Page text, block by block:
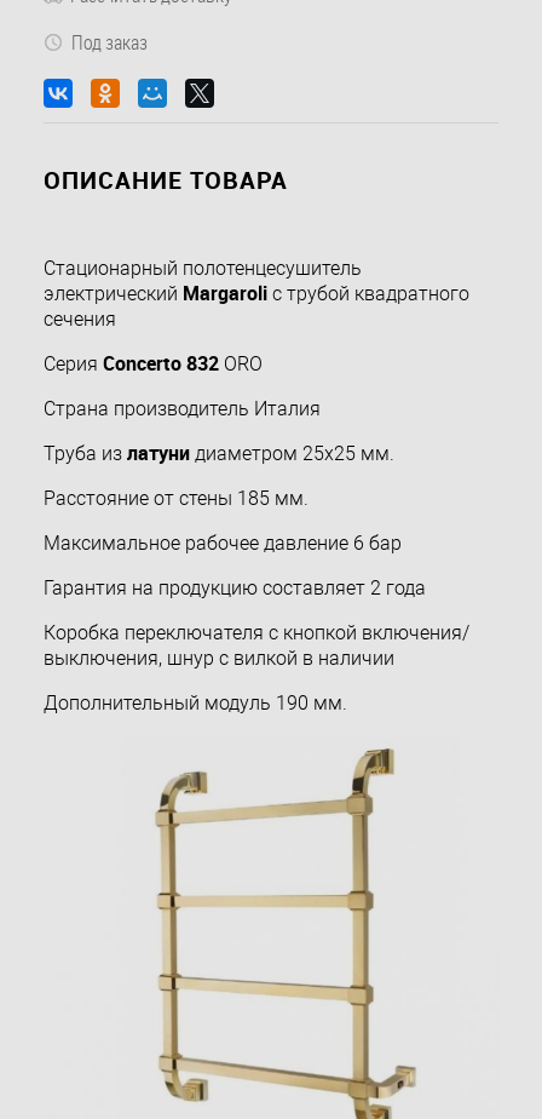
Под заказ
ОПИСАНИЕ ТОВАРА
Стационарный полотенцесушитель
электрический Margaroli с трубой квадратного
сечения
Серия Concerto 832 ORO
Страна производитель Италия
Труба из латуни диаметром 25х25 мм.
Расстояние от стены 185 мм.
Максимальное рабочее давление 6 бар
Гарантия на продукцию составляет 2 года
Коробка переключателя с кнопкой включения/
выключения, шнур с вилкой в наличии
Дополнительный модуль 190 мм.